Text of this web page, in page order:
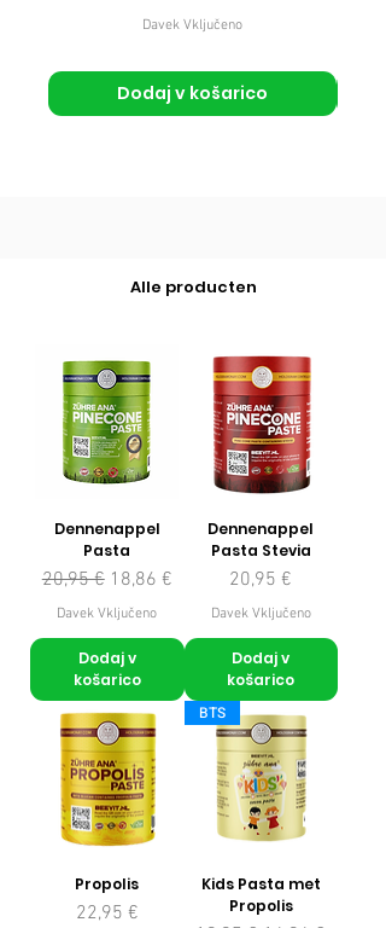
Davek Vključeno
Dodaj v košarico
Alle producten
Dennenappel
Pasta
Redna cena
20,95 € Cena na razprodaji
18,86 €
Davek Vključeno
Dodaj v
košarico
Dennenappel
Pasta Stevia
Cena
20,95 €
Davek Vključeno
Dodaj v
košarico
Propolis
Cena
22,95 €
BTS
Kids Pasta met
Propolis